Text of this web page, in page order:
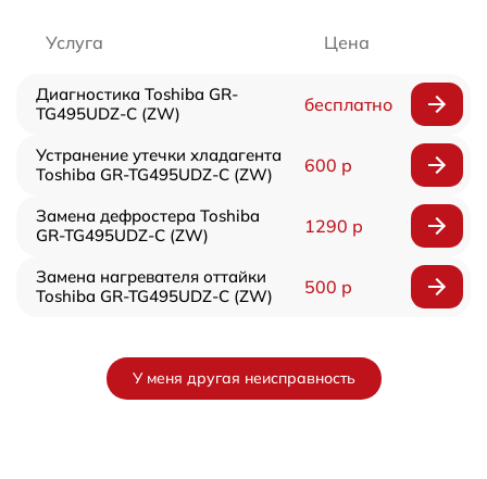
Услуга Цена
Диагностика Toshiba GR-
TG495UDZ-C (ZW)
бесплатно
Устранение утечки хладагента
Toshiba GR-TG495UDZ-C (ZW)
600 р
Замена дефростера Toshiba
GR-TG495UDZ-C (ZW)
1290 р
Замена нагревателя оттайки
Toshiba GR-TG495UDZ-C (ZW)
500 р
У меня другая неисправность